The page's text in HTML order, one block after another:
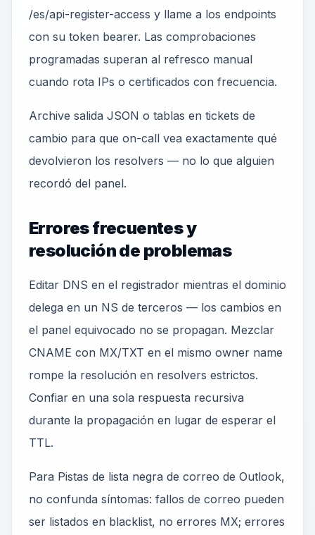
/es/api-register-access y llame a los endpoints
con su token bearer. Las comprobaciones
programadas superan al refresco manual
cuando rota IPs o certificados con frecuencia.
Archive salida JSON o tablas en tickets de
cambio para que on-call vea exactamente qué
devolvieron los resolvers — no lo que alguien
recordó del panel.
Errores frecuentes y
resolución de problemas
Editar DNS en el registrador mientras el dominio
delega en un NS de terceros — los cambios en
el panel equivocado no se propagan. Mezclar
CNAME con MX/TXT en el mismo owner name
rompe la resolución en resolvers estrictos.
Confiar en una sola respuesta recursiva
durante la propagación en lugar de esperar el
TTL.
Para Pistas de lista negra de correo de Outlook,
no confunda síntomas: fallos de correo pueden
ser listados en blacklist, no errores MX; errores